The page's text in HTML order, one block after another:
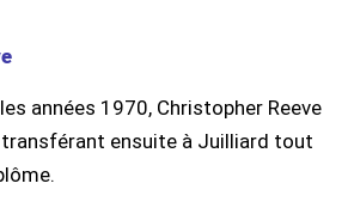
années 1970, Christopher Reeve
ensuite à Juilliard tout